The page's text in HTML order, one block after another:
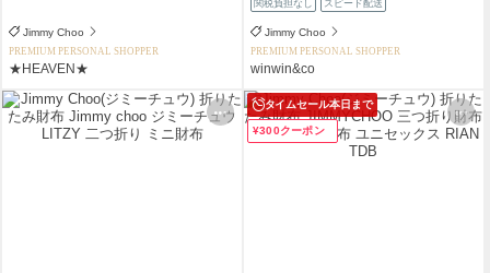
Jimmy Choo
PREMIUM PERSONAL SHOPPER
★HEAVEN★
関税負担なし スピード配送
Jimmy Choo
PREMIUM PERSONAL SHOPPER
winwin&co
タイムセール本日まで
¥300クーポン